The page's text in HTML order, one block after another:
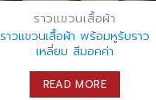
ราวแขวนเสื้อผ้า
ราวแขวนเสื้อผ้า พร้อมหูรับราว
เหลี่ยม สีมอคค่า
READ MORE